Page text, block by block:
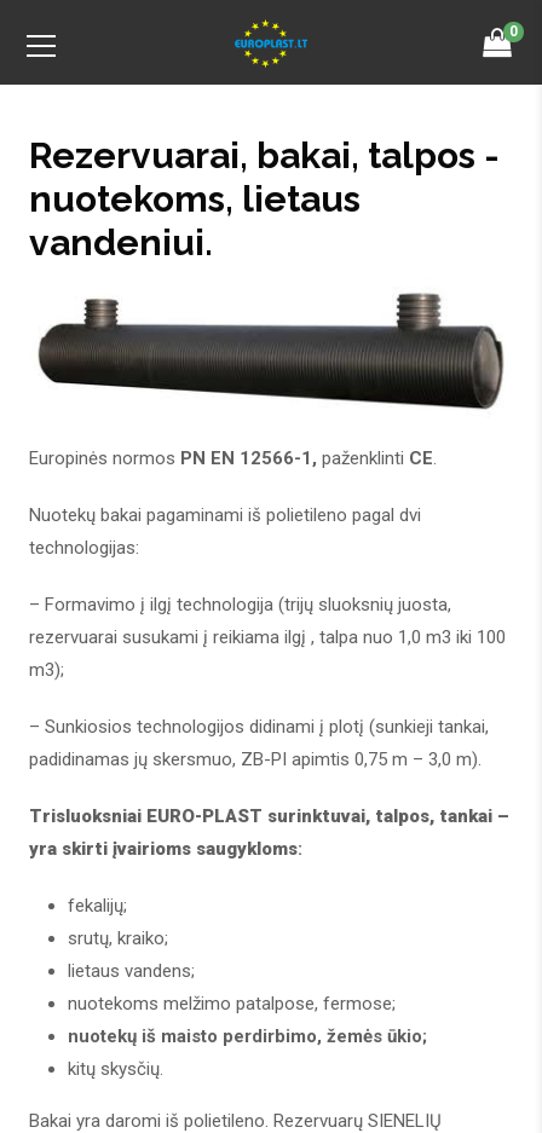
0
Rezervuarai, bakai, talpos -
nuotekoms, lietaus
vandeniui.
Europinės normos PN EN 12566-1, paženklinti CE
Nuotekų bakai pagaminami iš polietileno pagal dvi
technologijas:
– Formavimo į ilgį technologija (trijų sluoksnių juosta,
rezervuarai susukami į reikiama ilgį , talpa nuo 1,0 m3 iki 100
m3);
– Sunkiosios technologijos didinami į plotį (sunkieji tankai,
padidinamas jų skersmuo, ZB-PI apimtis 0,75 m – 3,0 m).
Trisluoksniai EURO-PLAST surinktuvai, talpos, tankai –
yra skirti įvairioms saugykloms:
fekalijų;
srutų, kraiko;
lietaus vandens;
nuotekoms melžimo patalpose, fermose;
nuotekų iš maisto perdirbimo, žemės ūkio;
kitų skysčių.
Bakai yra daromi iš polietileno. Rezervuarų SIENELIŲ